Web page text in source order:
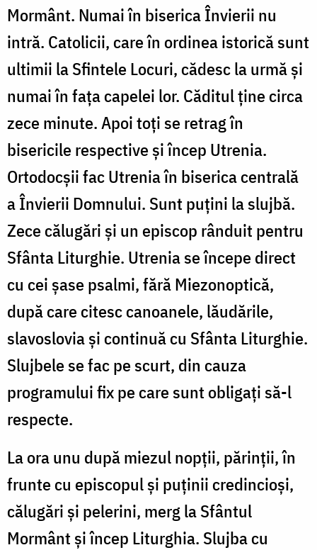
Mormânt. Numai în biserica Învierii nu
intră. Catolicii, care în ordinea istorică sunt
ultimii la Sfintele Locuri, cădesc la urmă și
numai în fața capelei lor. Căditul ține circa
zece minute. Apoi toți se retrag în
bisericile respective și încep Utrenia.
Ortodocșii fac Utrenia în biserica centrală
a Învierii Domnului. Sunt puțini la slujbă.
Zece călugări și un episcop rânduit pentru
Sfânta Liturghie. Utrenia se începe direct
cu cei șase psalmi, fără Miezonoptică,
după care citesc canoanele, lăudările,
slavoslovia și continuă cu Sfânta Liturghie.
Slujbele se fac pe scurt, din cauza
programului fix pe care sunt obligați să-l
respecte.
La ora unu după miezul nopții, părinții, în
frunte cu episcopul și puținii credincioși,
călugări și pelerini, merg la Sfântul
Mormânt și încep Liturghia. Slujba cu